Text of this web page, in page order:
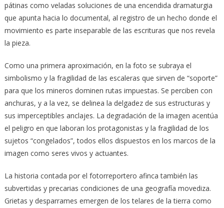
pátinas como veladas soluciones de una encendida dramaturgia
que apunta hacia lo documental, al registro de un hecho donde el
movimiento es parte inseparable de las escrituras que nos revela
la pieza.
Como una primera aproximación, en la foto se subraya el
simbolismo y la fragilidad de las escaleras que sirven de “soporte”
para que los mineros dominen rutas impuestas. Se perciben con
anchuras, y a la vez, se delinea la delgadez de sus estructuras y
sus imperceptibles anclajes. La degradación de la imagen acentúa
el peligro en que laboran los protagonistas y la fragilidad de los
sujetos “congelados”, todos ellos dispuestos en los marcos de la
imagen como seres vivos y actuantes.
La historia contada por el fotorreportero afinca también las
subvertidas y precarias condiciones de una geografía movediza.
Grietas y desparrames emergen de los telares de la tierra como